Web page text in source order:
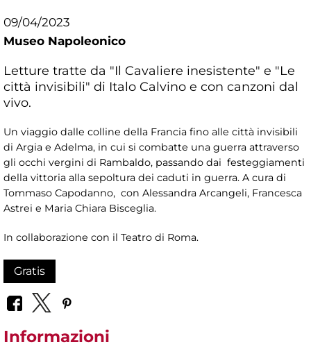
09/04/2023
Museo Napoleonico
Letture tratte da "Il Cavaliere inesistente" e "Le
città invisibili" di Italo Calvino e con canzoni dal
vivo.
Un viaggio dalle colline della Francia fino alle città invisibili
di Argia e Adelma, in cui si combatte una guerra attraverso
gli occhi vergini di Rambaldo, passando dai festeggiamenti
della vittoria alla sepoltura dei caduti in guerra. A cura di
Tommaso Capodanno, con Alessandra Arcangeli, Francesca
Astrei e Maria Chiara Bisceglia.
In collaborazione con il Teatro di Roma.
Gratis
Informazioni